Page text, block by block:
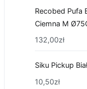
Recobed Pufa
Ciemna M
132,00zł
Siku Pickup
10,50zł